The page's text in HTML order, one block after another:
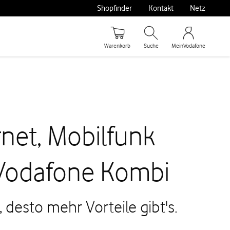
Shopfinder Kontakt Netz
Warenkorb Suche MeinVodafone
Mobilfunk
Kombi
mehr Vorteile gibt's.